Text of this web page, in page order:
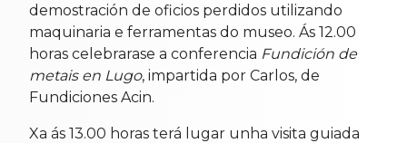
demostración de oficios perdidos utilizando
maquinaria e ferramentas do museo. Ás 12.00
horas celebrarase a conferencia Fundición de
metais en Lugo, impartida por Carlos, de
Fundiciones Acin.
Xa ás 13.00 horas terá lugar unha visita guiada